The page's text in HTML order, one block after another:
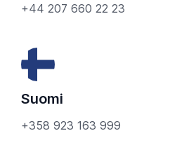
+44 207 660 22 23
Suomi
+358 923 163 999